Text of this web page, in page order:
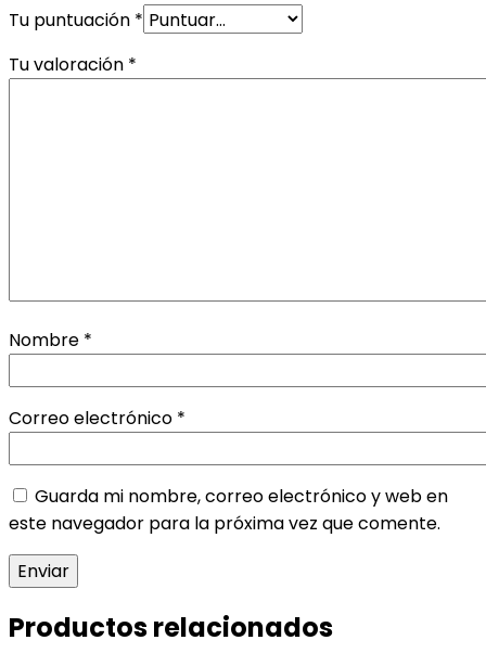
Tu puntuación *
Tu valoración *
Nombre *
Correo electrónico *
Guarda mi nombre, correo electrónico y web en
este navegador para la próxima vez que comente.
Productos relacionados